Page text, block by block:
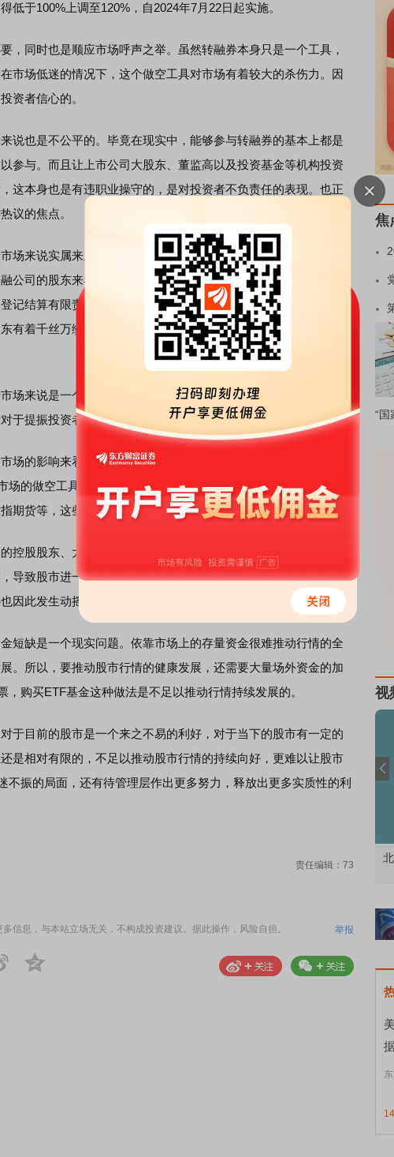
低于100%上调至120%，自2024年7月22日起实施。
同时也是顺应市场呼声之举。虽然转融券本身只是一个工具，
市场低迷的情况下，这个做空工具对市场有着较大的杀伤力。因
资者信心的。
也是不公平的。毕竟在现实中，能够参与转融券的基本上都是
参与。而且让上市公司大股东、董监高以及投资基金等机构投资
这本身也是有违职业操守的，是对投资者不负责任的表现。也正
议的焦点。
来说实属来之不易。毕竟转融券的受益者是中证金融公司，是
公司的股东来看，其股东单位有：上海证券交易所、深圳证券交
记结算有限责任公司、中国金融期货交易所、大连商品交易所和
有着千丝万缕的联系。正因为有着这样一些联系的存在，甚至有
来说是一个来之不易的利好，是对市场空头的一次打击，让股
于提振投资者信心具有积极意义。
的影响来看，其利好作用相对有限，并不会让A股市场从此转
的做空工具有很多，转融券只是其中的一个工具而已。市场上的
期货等，这些工具依然存在，它们仍然还是股市空头的“法宝”。
股股东、大股东、董监高等重要股东，他们是市场上的重要空
导致股市进一步失血，股市的资金因此进一步流失，市场做多的
因此发生动摇。
缺是一个现实问题。依靠市场上的存量资金很难推动行情的全
。所以，要推动股市行情的健康发展，还需要大量场外资金的加
，购买ETF基金这种做法是不足以推动行情持续发展的。
目前的股市是一个来之不易的利好，对于当下的股市有一定的
是相对有限的，不足以推动股市行情的持续向好，更难以让股市
不振的局面，还有待管理层作出更多努力，释放出更多实质性的利
责任编辑：73
信息，与本站立场无关，不构成投资建议。据此操作，风险自担。 举报
焦
“国
视
性投资者 市价委托那么多种，究竟怎么用？